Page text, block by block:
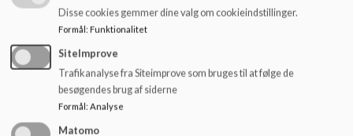
Skolen vil fremadrettet bruge nedenstående, vejledende
pejlemærker for at få en konstruktiv dialog med elever og
forældre.
Fravær:
Disse cookies gemmer dine valg om cookieindstillinger.
Formål: Funktionalitet
SiteImprove
Trafikanalyse fra Siteimprove som bruges til at følge de
besøgendes brug af siderne
Formål: Analyse
Matomo